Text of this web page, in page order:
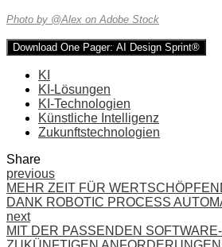
Photo by @Alex on Adobe Stock
Download One Pager: AI Design Sprint®
KI
KI-Lösungen
KI-Technologien
Künstliche Intelligenz
Zukunftstechnologien
Share
previous
MEHR ZEIT FÜR
DANK ROBOTIC PROCESS
next
MIT DER PASSENDEN